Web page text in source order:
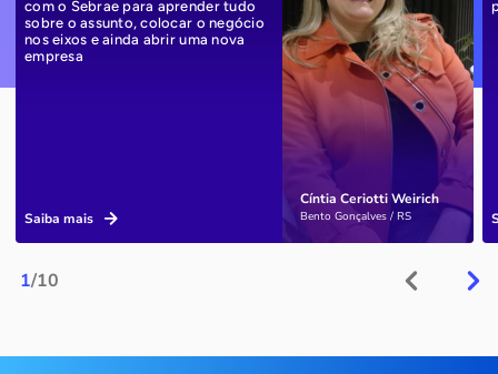
1/10
Cíntia Ceriotti Weirich
Bento Gonçalves / RS
com o Sebrae para aprender tudo
sobre o assunto, colocar o negócio
nos eixos e ainda abrir uma nova
empresa
Saiba mais